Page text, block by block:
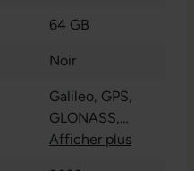
64 GB
Noir
Galileo, GPS,
GLONASS,
Bluetooth 5.0
Afficher plus